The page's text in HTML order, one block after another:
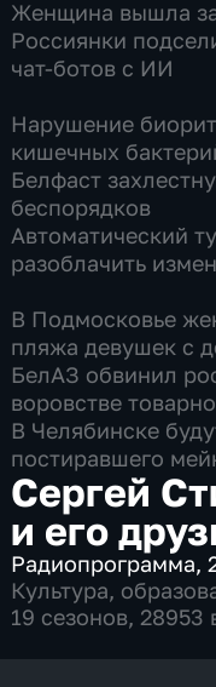
Женщина вышла
Россиянки
чат-ботов с ИИ
Нарушение
кишечных
Белфаст
беспорядков
Автоматический
разоблачить
В Подмосковье
пляжа девушек с
БелАЗ обвинил
воровстве
В Челябинске
постиравшего
Сергей
и его
Радиопрограмма,
Культура,
19 сезонов,